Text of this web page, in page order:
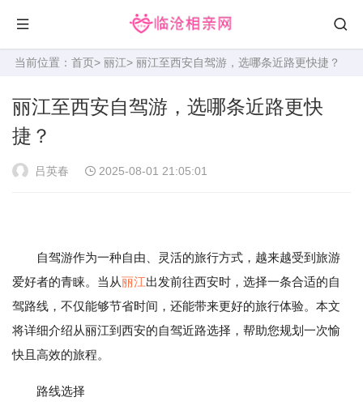
当前位置： 首页> 丽江> 丽江至西安自驾游，选哪条近路更快捷？
丽江至西安自驾游，选哪条近路更快
捷？
吕英春 2025-08-01 21:05:01
自驾游作为一种自由、灵活的旅行方式，越来越受到旅游
爱好者的青睐。当从丽江出发前往西安时，选择一条合适的自
驾路线，不仅能够节省时间，还能带来更好的旅行体验。本文
将详细介绍从丽江到西安的自驾近路选择，帮助您规划一次愉
快且高效的旅程。
路线选择